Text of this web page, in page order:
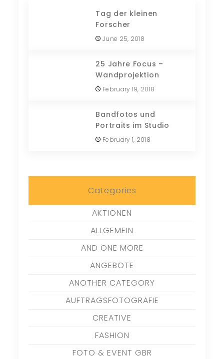
Tag der kleinen
Forscher
June 25, 2018
25 Jahre Focus –
Wandprojektion
February 19, 2018
Bandfotos und
Portraits im Studio
February 1, 2018
Categories
AKTIONEN
ALLGEMEIN
AND ONE MORE
ANGEBOTE
ANOTHER CATEGORY
AUFTRAGSFOTOGRAFIE
CREATIVE
FASHION
FOTO & EVENT GBR